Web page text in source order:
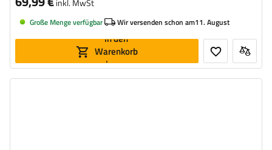
inkl. MwSt
Große Menge verfügbar Wir versenden schon am11. August
In den
Warenkorb
legen